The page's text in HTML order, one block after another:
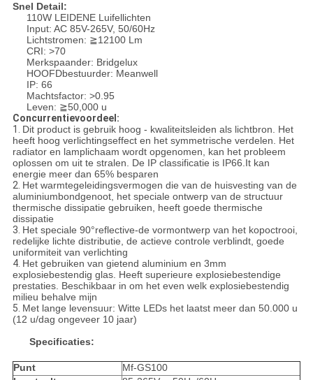
Snel Detail:
110W LEIDENE Luifellichten
Input: AC 85V-265V, 50/60Hz
Lichtstromen: ≧12100 Lm
CRI: >70
Merkspaander: Bridgelux
HOOFDbestuurder: Meanwell
IP: 66
Machtsfactor: >0.95
Leven: ≧50,000 u
Concurrentievoordeel:
1. Dit product is gebruik hoog - kwaliteitsleiden als lichtbron. Het
heeft hoog verlichtingseffect en het symmetrische verdelen. Het
radiator en lamplichaam wordt opgenomen, kan het probleem
oplossen om uit te stralen. De IP classificatie is IP66.It kan
energie meer dan 65% besparen
2. Het warmtegeleidingsvermogen die van de huisvesting van de
aluminiumbondgenoot, het speciale ontwerp van de structuur
thermische dissipatie gebruiken, heeft goede thermische
dissipatie
3. Het speciale 90°reflective-de vormontwerp van het kopoctrooi,
redelijke lichte distributie, de actieve controle verblindt, goede
uniformiteit van verlichting
4. Het gebruiken van gietend aluminium en 3mm
explosiebestendig glas. Heeft superieure explosiebestendige
prestaties. Beschikbaar in om het even welk explosiebestendig
milieu behalve mijn
5. Met lange levensuur: Witte LEDs het laatst meer dan 50.000 u
(12 u/dag ongeveer 10 jaar)
Specificaties:
Punt
Mf-GS100